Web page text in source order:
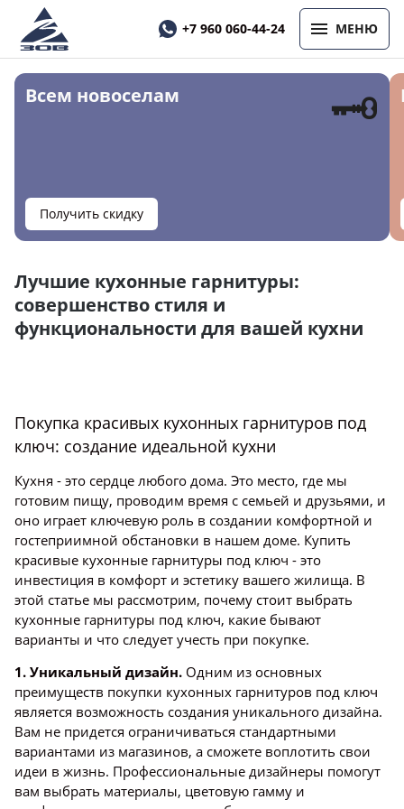
МЕНЮ
+7 960 060-44-24
Всем новоселам 🗝
Получить скидку
Лучшие кухонные гарнитуры:
совершенство стиля и
функциональности для вашей кухни
Покупка красивых кухонных гарнитуров под
ключ: создание идеальной кухни
Кухня - это сердце любого дома. Это место, где мы
готовим пищу, проводим время с семьей и друзьями, и
оно играет ключевую роль в создании комфортной и
гостеприимной обстановки в нашем доме. Купить
красивые кухонные гарнитуры под ключ - это
инвестиция в комфорт и эстетику вашего жилища. В
этой статье мы рассмотрим, почему стоит выбрать
кухонные гарнитуры под ключ, какие бывают
варианты и что следует учесть при покупке.
1. Уникальный дизайн. Одним из основных
преимуществ покупки кухонных гарнитуров под ключ
является возможность создания уникального дизайна.
Вам не придется ограничиваться стандартными
вариантами из магазинов, а сможете воплотить свои
идеи в жизнь. Профессиональные дизайнеры помогут
вам выбрать материалы, цветовую гамму и